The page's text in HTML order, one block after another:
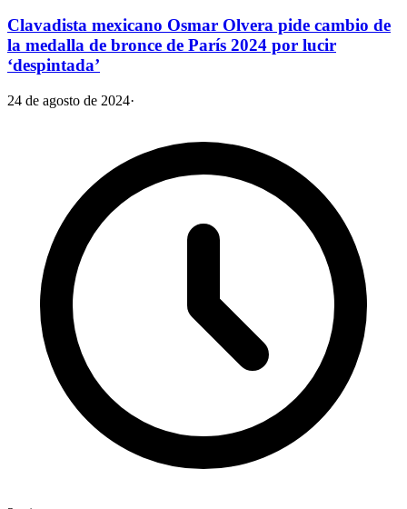
Clavadista mexicano Osmar Olvera pide cambio de
la medalla de bronce de París 2024 por lucir
‘despintada’
24 de agosto de 2024·